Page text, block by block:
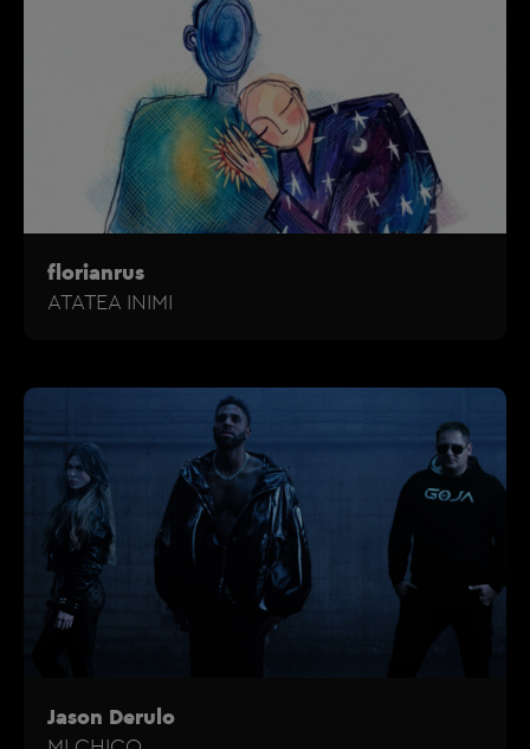
florianrus
ATATEA INIMI
Jason Derulo